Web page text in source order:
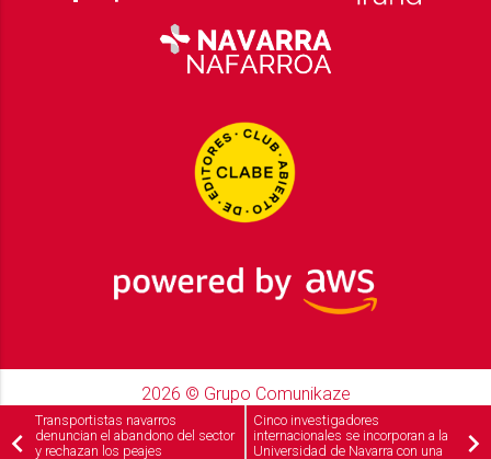
2026 © Grupo Comunikaze
Desarrollado por:OA Cloud
Transportistas navarros
denuncian el abandono del sector
y rechazan los peajes
Cinco investigadores
internacionales se incorporan a la
Universidad de Navarra con una